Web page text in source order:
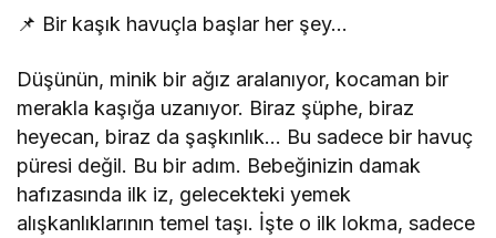
📌 Bir kaşık havuçla başlar her şey…
Düşünün, minik bir ağız aralanıyor, kocaman bir
merakla kaşığa uzanıyor. Biraz şüphe, biraz
heyecan, biraz da şaşkınlık… Bu sadece bir havuç
püresi değil. Bu bir adım. Bebeğinizin damak
hafızasında ilk iz, gelecekteki yemek
alışkanlıklarının temel taşı. İşte o ilk lokma, sadece